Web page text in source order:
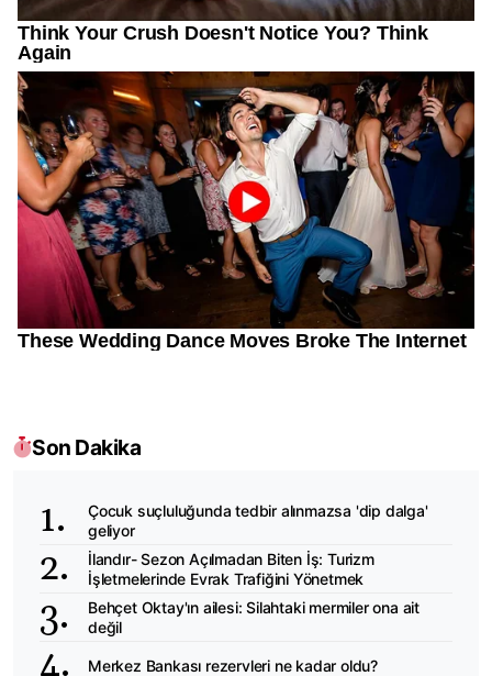
Son Dakika
Çocuk suçluluğunda tedbir alınmazsa 'dip dalga'
geliyor
İlandır- Sezon Açılmadan Biten İş: Turizm
İşletmelerinde Evrak Trafiğini Yönetmek
Behçet Oktay'ın ailesi: Silahtaki mermiler ona ait
değil
Merkez Bankası rezervleri ne kadar oldu?